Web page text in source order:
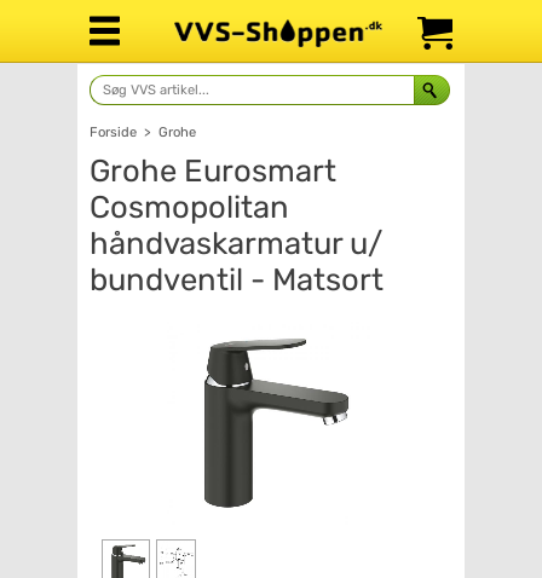
Forside > Grohe
Grohe Eurosmart
Cosmopolitan
håndvaskarmatur u/
bundventil - Matsort